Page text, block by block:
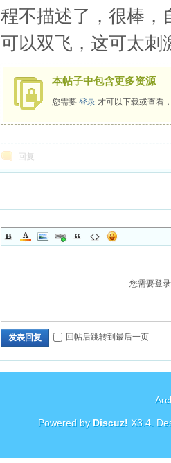
程不描述了，很棒，
可以双飞，这可太刺
本帖子中包含更多资源
您需要登录 才可以下载或查看
回复
您需要登
发表回复 回帖后跳转到最后一页
Powered by Discuz! X3.4.